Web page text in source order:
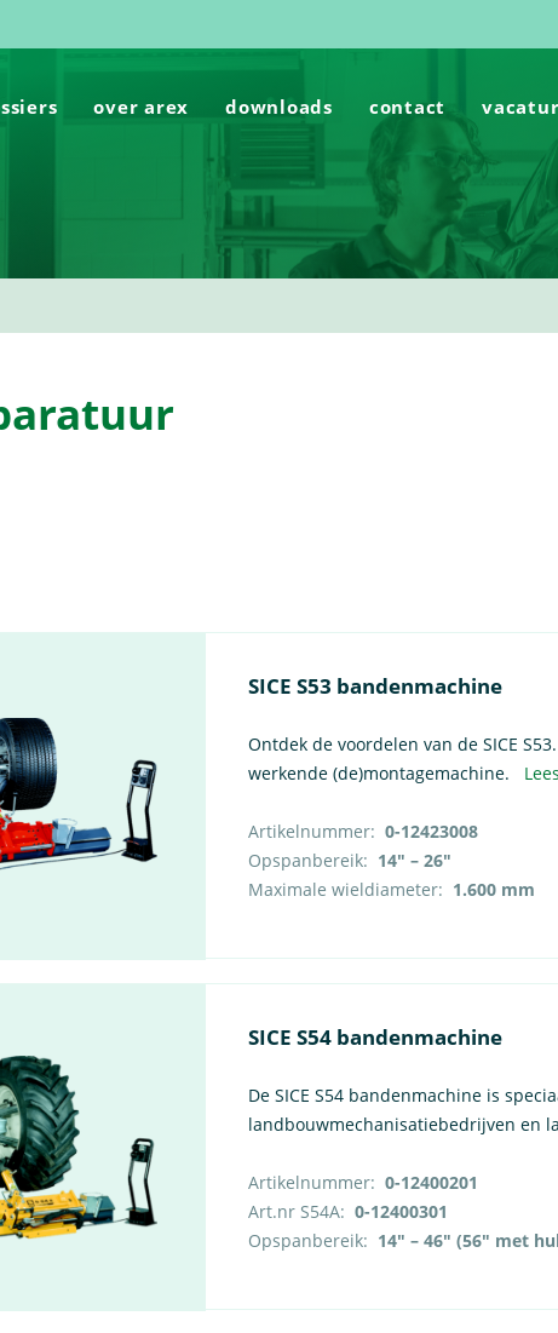
over arex downloads contact
SICE S53 bandenmachine
Ontdek de voordelen van de SICE
werkende (de)montagemachine.
Artikelnummer: 0-12423008
Opspanbereik: 14″ – 26″
Maximale wieldiameter: 1.600 mm
SICE S54 bandenmachine
De SICE S54 bandenmachine is
landbouwmechanisatiebedrijven en
Artikelnummer: 0-12400201
Art.nr S54A: 0-12400301
Opspanbereik: